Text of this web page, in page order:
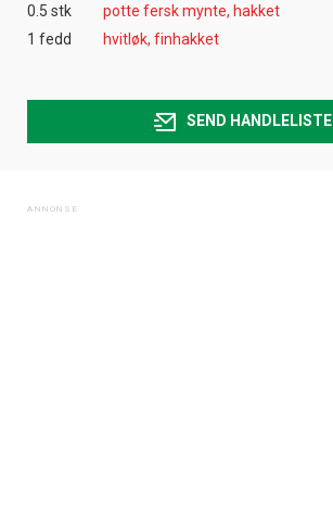
0.5 stk
potte fersk mynte, hakket
1 fedd
hvitløk, finhakket
SEND HANDLELISTE